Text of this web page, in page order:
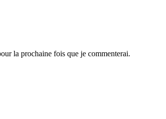
la prochaine fois que je commenterai.